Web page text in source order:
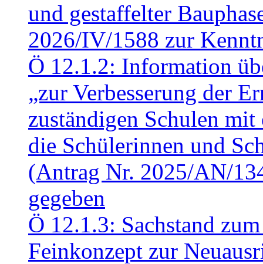
und gestaffelter
2026/IV/1588 zur
Ö 12.1.2: Information
„zur Verbesserung der
zuständigen Schulen
die Schülerinnen und
(Antrag Nr. 2025/AN/
gegeben
Ö 12.1.3: Sachstand
Feinkonzept zur